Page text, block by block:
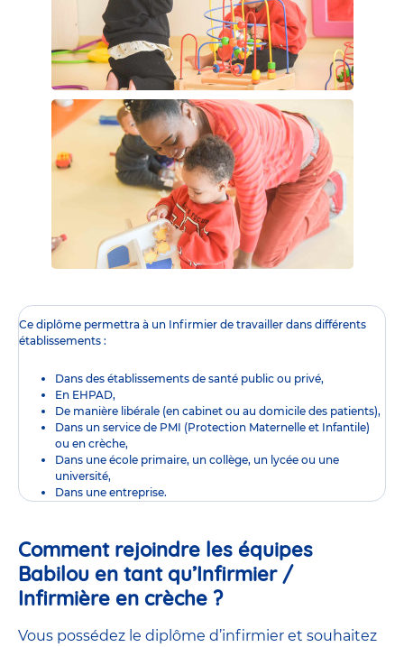
Ce diplôme permettra à un Infirmier de travailler dans différents
établissements :
Dans des établissements de santé public ou privé,
En EHPAD,
De manière libérale (en cabinet ou au domicile des patients),
Dans un service de PMI (Protection Maternelle et Infantile)
ou en crèche,
Dans une école primaire, un collège, un lycée ou une
université,
Dans une entreprise.
Comment rejoindre les équipes
Babilou en tant qu’Infirmier /
Infirmière en crèche ?
Vous possédez le diplôme d’infirmier et souhaitez